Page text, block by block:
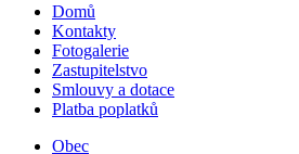
Domů
Kontakty
Fotogalerie
Zastupitelstvo
Smlouvy a dotace
Platba poplatků
Obec